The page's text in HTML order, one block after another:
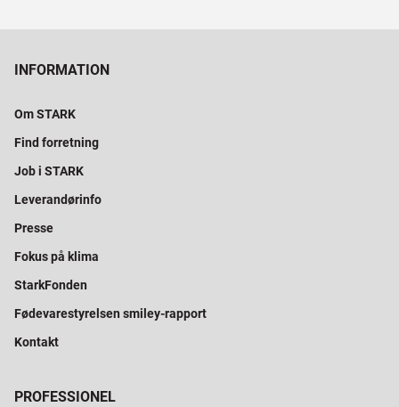
INFORMATION
Om STARK
Find forretning
Job i STARK
Leverandørinfo
Presse
Fokus på klima
StarkFonden
Fødevarestyrelsen smiley-rapport
Kontakt
PROFESSIONEL